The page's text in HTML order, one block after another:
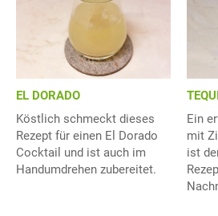
EL DORADO
Köstlich schmeckt dieses
Rezept für einen El Dorado
Cocktail und ist auch im
Handumdrehen zubereitet.
Ein
mit
ist